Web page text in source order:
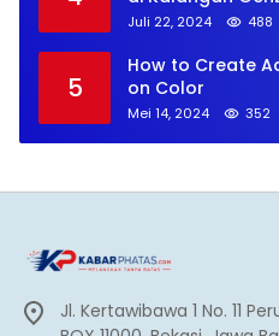
Juli 22, 2024 488
5
How to Create
on Color
Mei 14, 2024 352
Jl. Kertawibawa 1 No. 11